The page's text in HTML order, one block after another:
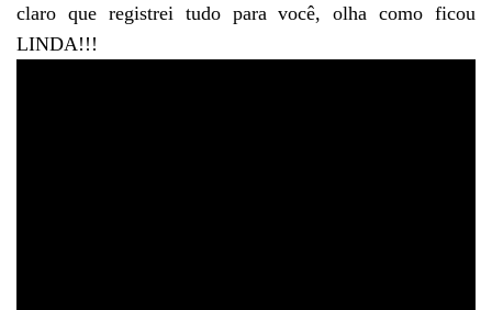
claro que registrei tudo para você, olha como ficou
LINDA!!!